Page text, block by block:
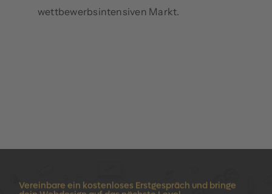
wettbewerbsintensiven Markt.
Vereinbare ein kostenloses Erstgespräch und bringe